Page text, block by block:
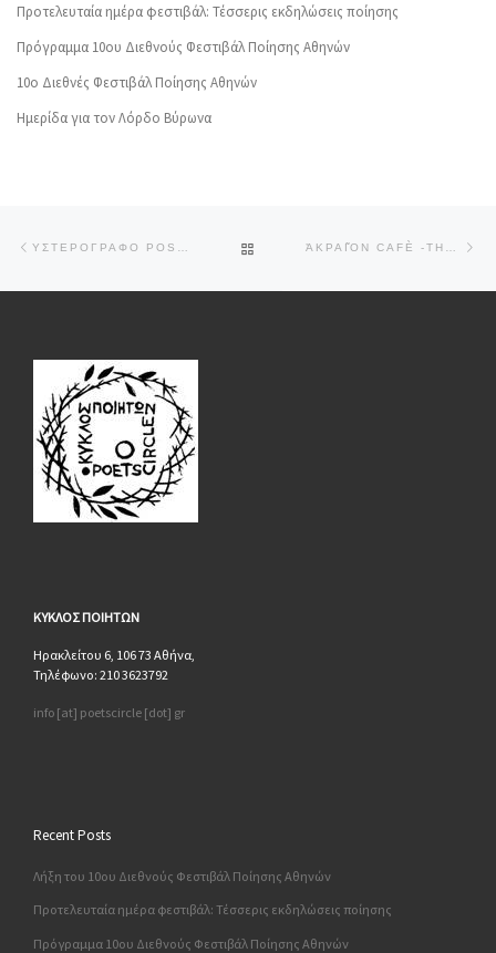
Προτελευταία ημέρα φεστιβάλ: Τέσσερις εκδηλώσεις ποίησης
Πρόγραμμα 10ου Διεθνούς Φεστιβάλ Ποίησης Αθηνών
10o Διεθνές Φεστιβάλ Ποίησης Αθηνών
Ημερίδα για τον Λόρδο Βύρωνα
BACK TO POST LIST
ΚΥΚΛΟΣ ΠΟΙΗΤΩΝ
Ηρακλείτου 6, 106 73 Αθήνα,
Τηλέφωνο: 210 3623792
info [at] poetscircle [dot] gr
Recent Posts
Λήξη του 10ου Διεθνούς Φεστιβάλ Ποίησης Αθηνών
Προτελευταία ημέρα φεστιβάλ: Τέσσερις εκδηλώσεις ποίησης
Πρόγραμμα 10ου Διεθνούς Φεστιβάλ Ποίησης Αθηνών